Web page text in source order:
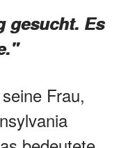
gesucht. Es
Frau,